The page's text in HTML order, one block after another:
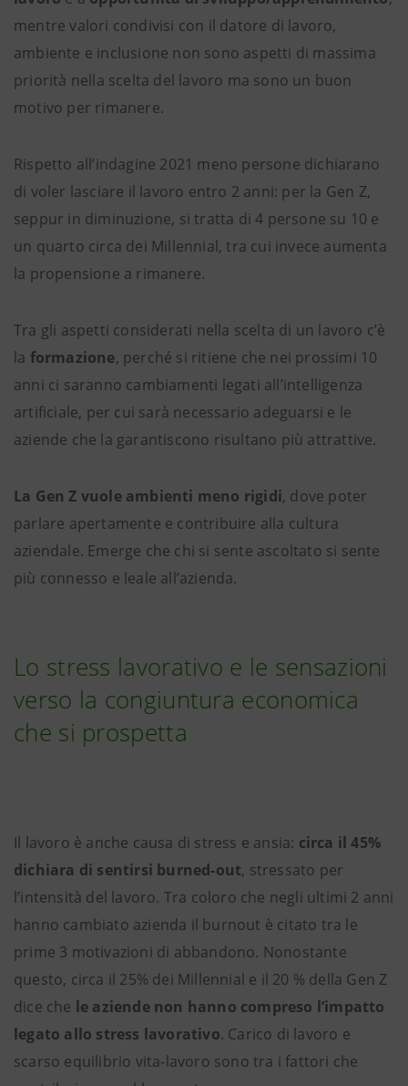
mentre valori condivisi con il datore di lavoro,
ambiente e inclusione non sono aspetti di massima
priorità nella scelta del lavoro ma sono un buon
motivo per rimanere.
Rispetto all’indagine 2021 meno persone dichiarano
di voler lasciare il lavoro entro 2 anni: per la Gen Z,
seppur in diminuzione, si tratta di 4 persone su 10 e
un quarto circa dei Millennial, tra cui invece aumenta
la propensione a rimanere.
Tra gli aspetti considerati nella scelta di un lavoro c’è
la formazione, perché si ritiene che nei prossimi 10
anni ci saranno cambiamenti legati all’intelligenza
artificiale, per cui sarà necessario adeguarsi e le
aziende che la garantiscono risultano più attrattive.
La Gen Z vuole ambienti meno rigidi, dove poter
parlare apertamente e contribuire alla cultura
aziendale. Emerge che chi si sente ascoltato si sente
più connesso e leale all’azienda.
Lo stress lavorativo e le sensazioni
verso la congiuntura economica
che si prospetta
Il lavoro è anche causa di stress e ansia: circa il 45%
dichiara di sentirsi burned-out, stressato per
l’intensità del lavoro. Tra coloro che negli ultimi 2 anni
hanno cambiato azienda il burnout è citato tra le
prime 3 motivazioni di abbandono. Nonostante
questo, circa il 25% dei Millennial e il 20 % della Gen Z
dice che le aziende non hanno compreso l’impatto
legato allo stress lavorativo. Carico di lavoro e
scarso equilibrio vita-lavoro sono tra i fattori che